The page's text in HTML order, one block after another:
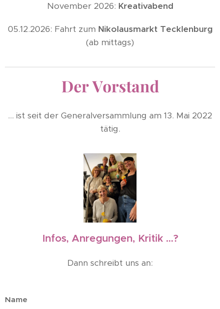
November 2026: Kreativabend
05.12.2026: Fahrt zum Nikolausmarkt Tecklenburg
(ab mittags)
Der Vorstand
... ist seit der Generalversammlung am 13. Mai 2022
tätig.
Infos, Anregungen, Kritik ...?
Dann schreibt uns an:
Name